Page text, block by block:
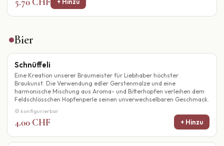
+ Hinzu
Bier
Schnüffeli
Eine Kreation unserer Braumeister für Liebhaber höchster
Braukunst. Die Verwendung edler Gerstenmalze und eine
harmonische Mischung aus Aroma- und Bitterhopfen verleihen dem
Feldschlösschen Hopfenperle seinen unverwechselbaren Geschmack.
⚙ konfigurierbar
4.00 CHF + Hinzu